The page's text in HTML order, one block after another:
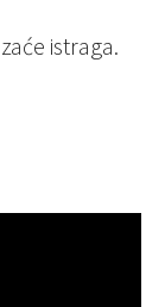
istraga.